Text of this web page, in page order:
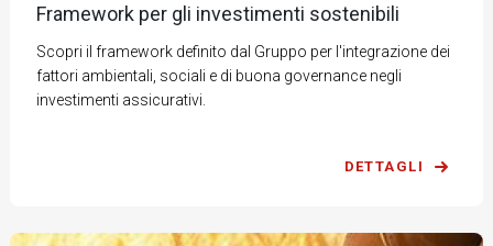
Framework per gli investimenti sostenibili
Scopri il framework definito dal Gruppo per l'integrazione dei
fattori ambientali, sociali e di buona governance negli
investimenti assicurativi.
DETTAGLI